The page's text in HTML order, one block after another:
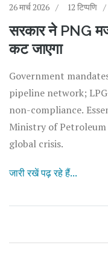
26 मार्च 2026 12 टिप्पणि
सरकार ने PNG
कट जाएगा
Government
pipeline network;
non-compliance.
Ministry of
global crisis.
जारी रखें पढ़ रहे हैं...